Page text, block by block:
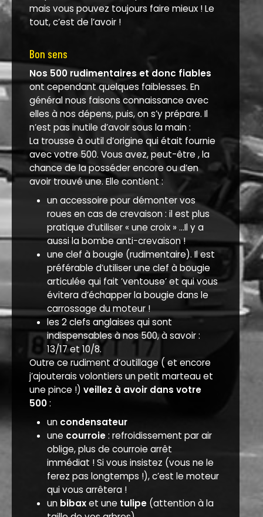
mais vous pouvez toujours faire mieux ! Le
tout, c’est de l’avoir !
Bon sens
Nos 500 rudimentaires et donc fiables
ont cependant quelques faiblesses. En
général nous faisons connaissance avec
elles à nos dépens, puis, on s’y prépare. Il
n’est pas inutile d’avoir sous la main :
La trousse à outil d’origine qui était fournie
avec votre 500. Vous avez, peut-être , la
chance de la posséder encore ou d’en
avoir trouvé une. Elle contient :
un accessoire pour démonter vos
roues en cas de crevaison : il est plus
pratique d’utiliser « une croix » ...Il y a
aussi la bombe anti-crevaison !
une clef à bougie (rudimentaire). Il est
préférable d’utiliser une clef à bougie
articulée qui fait ’ventouse’ et qui vous
évitera d’échapper la bougie dans le
carrossage du moteur !
les 2 clefs anglaises qui sont
indispensables à nos 500, à savoir :
13/17 et 10/8.
Outre ce rudiment d’outillage ( et encore
j’ajouterais volontiers un petit marteau et
une pince !) veillez à avoir dans votre
500:
un condensateur
une courroie: refroidissement par air
oblige, plus de courroie arrêt
immédiat ! Si vous insistez (vous ne le
ferez pas longtemps !), c’est le moteur
qui vous arrêtera !
un bibaxet une tulipe (attention à la